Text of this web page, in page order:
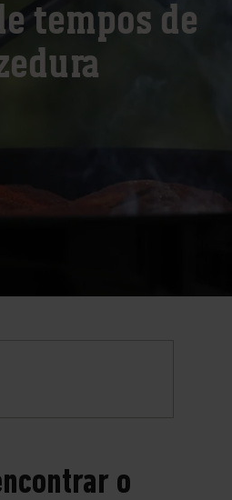
tempos de
o